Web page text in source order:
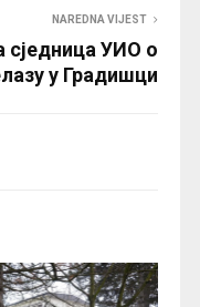
NAREDNA VIJEST
сједница УИО о
у Градишци